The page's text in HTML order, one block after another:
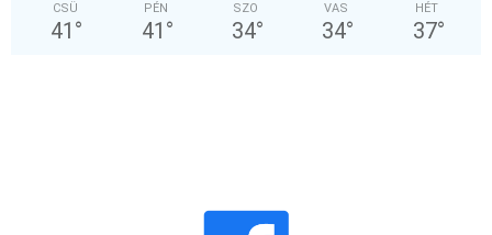
CSÜ
41 °
PÉN
41 °
SZO
34°
VAS
34°
HÉT
37°